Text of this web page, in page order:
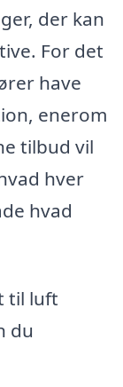
der kan
For det
have
enerom
tilbud vil
hver
hvad
til luft
du